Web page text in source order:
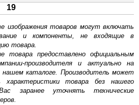
19
изображения товаров могут включать
и компоненты, не входящие в
товара.
товара предоставлено официальным
производителя и актуально на
каталоге. Производитель может
характеристики товара без нашего
заранее уточнять технические